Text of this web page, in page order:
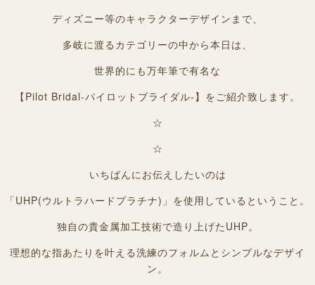
ディズニー等のキャラクターデザインまで、
多岐に渡るカテゴリーの中から本日は、
世界的にも万年筆で有名な
【Pilot Bridal-パイロットブライダル-】をご紹介致します。
☆
☆
いちばんにお伝えしたいのは
「UHP(ウルトラハードプラチナ)」を使用しているということ。
独自の貴金属加工技術で造り上げたUHP。
理想的な指あたりを叶える洗練のフォルムとシンプルなデザイ
ン。